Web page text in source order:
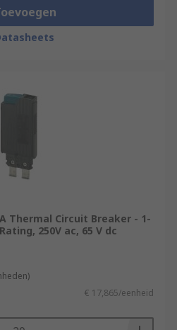
Thermal Circuit Breaker - 1-
250V ac, 65 V dc
€ 17,865/eenheid